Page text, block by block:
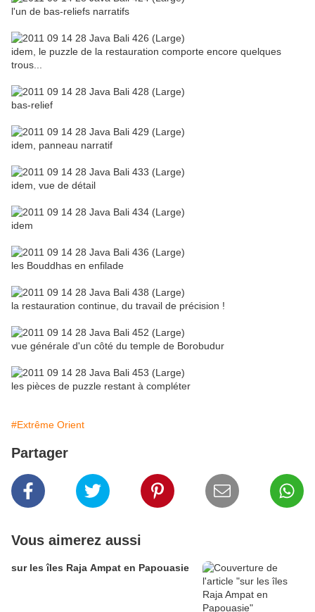
l'un de bas-reliefs narratifs
idem, le puzzle de la restauration comporte encore quelques
trous...
bas-relief
idem, panneau narratif
idem, vue de détail
idem
les Bouddhas en enfilade
la restauration continue, du travail de précision !
vue générale d'un côté du temple de Borobudur
les pièces de puzzle restant à compléter
#Extrême Orient
Partager
Vous aimerez aussi
sur les îles Raja Ampat en Papouasie